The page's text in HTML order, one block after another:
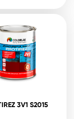
3V1 S2015